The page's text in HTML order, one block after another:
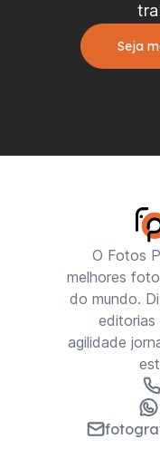
Seja
O Fotos
melhores
do mundo.
editorias
agilidade